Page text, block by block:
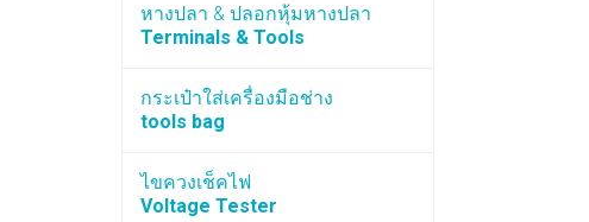
หางปลา & ปลอกหุ้มหางปลา
Terminals & Tools
กระเป๋าใส่เครื่องมือช่าง
tools bag
ไขควงเช็คไฟ
Voltage Tester